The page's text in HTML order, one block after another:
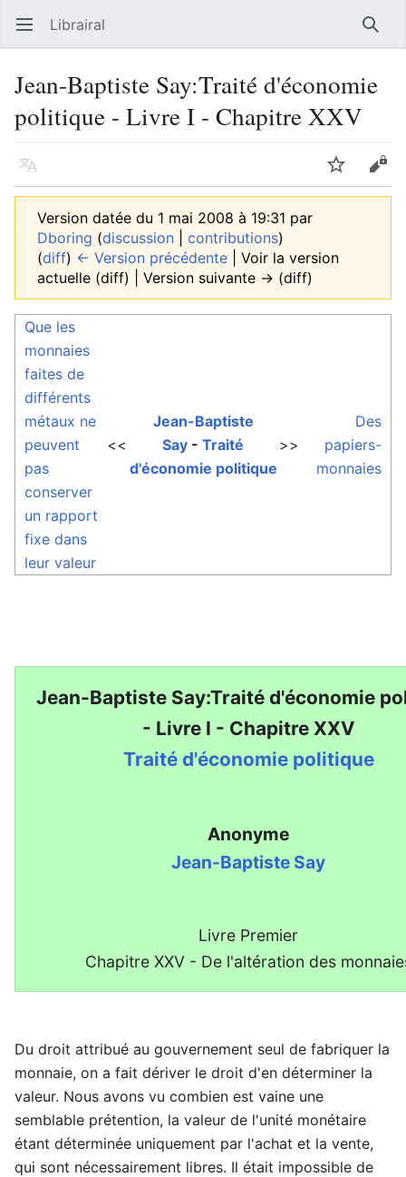
Ouvrir le menu principal Librairal
Jean-Baptiste Say:Traité d'économie
politique - Livre I - Chapitre XXV
Langue Suivre
Version datée du 1 mai 2008 à 19:31 par
Dboring (discussion contributions)
(diff) ← Version précédente | Voir la version
actuelle (diff) | Version suivante → (diff)
Que les
monnaies
faites de
différents
métaux ne
peuvent
pas
conserver
un rapport
fixe dans
leur valeur
<<
Jean-Baptiste
Say - Traité
d'économie politique
>>
Des
papiers-
monnaies
Jean-Baptiste Say:Traité d'économie
- Livre I - Chapitre XXV
Traité d'économie politique
Anonyme
Jean-Baptiste Say
Livre Premier
Chapitre XXV - De l'altération des
Du droit attribué au gouvernement seul de fabriquer la
monnaie, on a fait dériver le droit d'en déterminer la
valeur. Nous avons vu combien est vaine une
semblable prétention, la valeur de l'unité monétaire
étant déterminée uniquement par l'achat et la vente,
qui sont nécessairement libres. Il était impossible de